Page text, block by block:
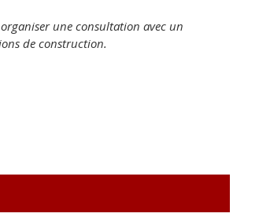
une consultation avec un
de construction.